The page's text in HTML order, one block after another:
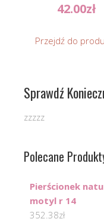
42.00zł
Przejdź do
Sprawdź
zzzzz
Polecane
Pierścionek
motyl r 14
352.38zł